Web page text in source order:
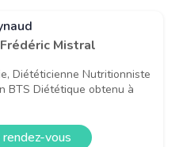
Mistral
Diététicienne Nutritionniste
BTS Diététique obtenu à
vous